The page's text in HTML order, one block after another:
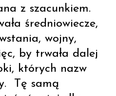
z szacunkiem.
średniowiecze,
wojny,
by trwała dalej
których nazw
Tę samą